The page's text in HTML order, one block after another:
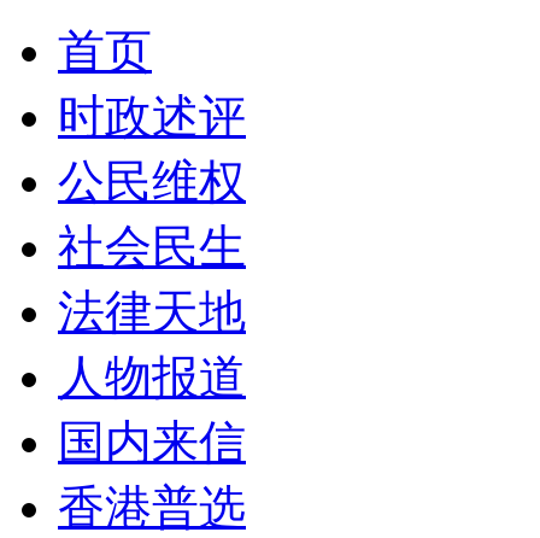
首页
时政述评
公民维权
社会民生
法律天地
人物报道
国内来信
香港普选